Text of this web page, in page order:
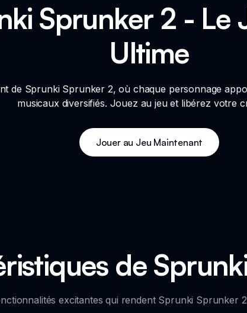
Sprunker 2 - Le
Ultime
de Sprunki Sprunker 2, où chaque personnage
musicaux diversifiés. Jouez au jeu et libérez votre
Jouer au Jeu Maintenant
de
excitantes qui rendent Sprunki Sprunker